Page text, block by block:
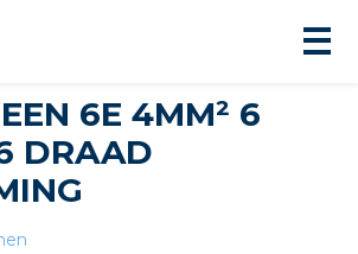
6E 4MM² 6
DRAAD